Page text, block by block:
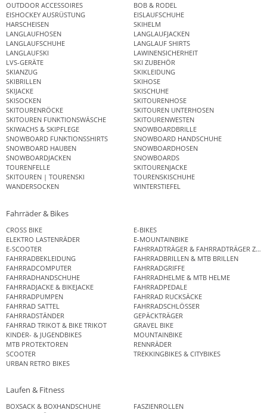
OUTDOOR ACCESSOIRES
BOB & RODEL
EISHOCKEY AUSRÜSTUNG
EISLAUFSCHUHE
HARSCHEISEN
SKIHELM
LANGLAUFHOSEN
LANGLAUFJACKEN
LANGLAUFSCHUHE
LANGLAUF SHIRTS
LANGLAUFSKI
LAWINENSICHERHEIT
LVS-GERÄTE
SKI ZUBEHÖR
SKIANZUG
SKIKLEIDUNG
SKIBRILLEN
SKIHOSE
SKIJACKE
SKISCHUHE
SKISOCKEN
SKITOURENHOSE
SKITOURENRÖCKE
SKITOUREN UNTERHOSEN
SKITOUREN FUNKTIONSWÄSCHE
SKITOURENWESTEN
SKIWACHS & SKIPFLEGE
SNOWBOARDBRILLE
SNOWBOARD FUNKTIONSSHIRTS
SNOWBOARD HANDSCHUHE
SNOWBOARD HAUBEN
SNOWBOARDHOSEN
SNOWBOARDJACKEN
SNOWBOARDS
TOURENFELLE
SKITOURENJACKE
SKITOUREN | TOURENSKI
TOURENSKISCHUHE
WANDERSOCKEN
WINTERSTIEFEL
Fahrräder & Bikes
CROSS BIKE
E-BIKES
ELEKTRO LASTENRÄDER
E-MOUNTAINBIKE
E-SCOOTER
FAHRRADTRÄGER & FAHRRADTRÄGER
FAHRRADBEKLEIDUNG
FAHRRADBRILLEN & MTB BRILLEN
FAHRRADCOMPUTER
FAHRRADGRIFFE
FAHRRADHANDSCHUHE
FAHRRADHELME & MTB HELME
FAHRRADJACKE & BIKEJACKE
FAHRRADPEDALE
FAHRRADPUMPEN
FAHRRAD RUCKSÄCKE
FAHRRAD SATTEL
FAHRRADSCHLÖSSER
FAHRRADSTÄNDER
GEPÄCKTRÄGER
FAHRRAD TRIKOT & BIKE TRIKOT
GRAVEL BIKE
KINDER- & JUGENDBIKES
MOUNTAINBIKE
MTB PROTEKTOREN
RENNRÄDER
SCOOTER
TREKKINGBIKES & CITYBIKES
URBAN RETRO BIKES
Laufen & Fitness
BOXSACK & BOXHANDSCHUHE
FASZIENROLLEN